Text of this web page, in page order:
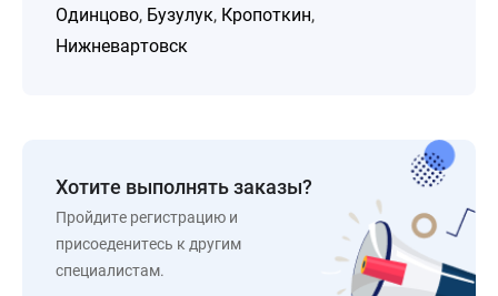
Одинцово, Бузулук, Кропоткин,
Нижневартовск
Хотите выполнять заказы?
Пройдите регистрацию и
присоеденитесь к другим
специалистам.